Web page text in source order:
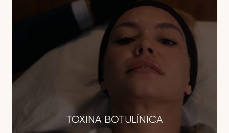
TOXINA BOTULÍNICA